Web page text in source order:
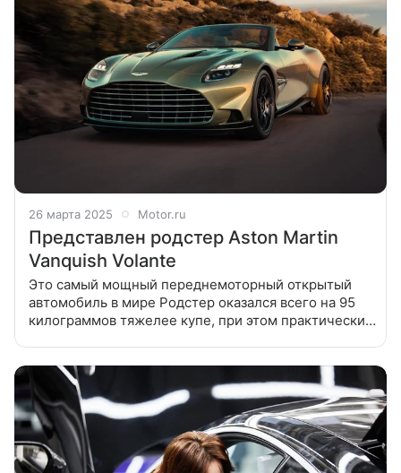
26 марта 2025 Motor.ru
Представлен родстер Aston Martin
Vanquish Volante
Это самый мощный переднемоторный открытый
автомобиль в мире Родстер оказался всего на 95
килограммов тяжелее купе, при этом практически